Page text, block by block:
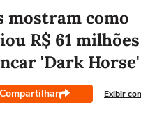
mostram como
R$ 61
'Dark Horse'
Compartilhar Exibir